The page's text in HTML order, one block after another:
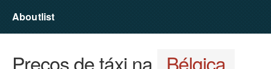
Aboutlist
Preços de táxi na Bélgica